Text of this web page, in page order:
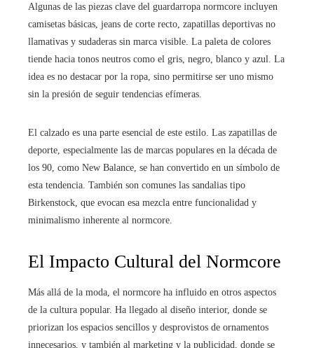
Algunas de las piezas clave del guardarropa normcore incluyen
camisetas básicas, jeans de corte recto, zapatillas deportivas no
llamativas y sudaderas sin marca visible. La paleta de colores
tiende hacia tonos neutros como el gris, negro, blanco y azul. La
idea es no destacar por la ropa, sino permitirse ser uno mismo
sin la presión de seguir tendencias efímeras.
El calzado es una parte esencial de este estilo. Las zapatillas de
deporte, especialmente las de marcas populares en la década de
los 90, como New Balance, se han convertido en un símbolo de
esta tendencia. También son comunes las sandalias tipo
Birkenstock, que evocan esa mezcla entre funcionalidad y
minimalismo inherente al normcore.
El Impacto Cultural del Normcore
Más allá de la moda, el normcore ha influido en otros aspectos
de la cultura popular. Ha llegado al diseño interior, donde se
priorizan los espacios sencillos y desprovistos de ornamentos
innecesarios, y también al marketing y la publicidad, donde se